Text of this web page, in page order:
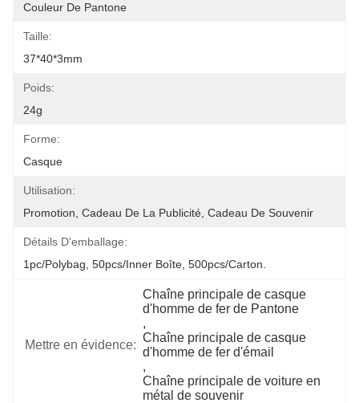
Couleur De Pantone
Taille:
37*40*3mm
Poids:
24g
Forme:
Casque
Utilisation:
Promotion, Cadeau De La Publicité, Cadeau De Souvenir
Détails D'emballage:
1pc/polybag, 50pcs/inner Boîte, 500pcs/carton.
Mettre en évidence:
Chaîne principale de casque
d'homme de fer de Pantone
,
Chaîne principale de casque
d'homme de fer d'émail
,
Chaîne principale de voiture en
métal de souvenir